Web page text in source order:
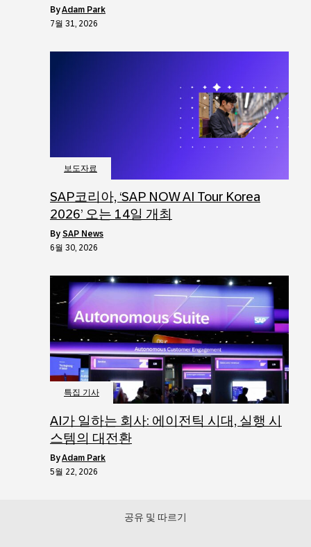
byAdam Park
7월 31, 2026
보도자료
SAP코리아, ‘SAP NOW AI Tour Korea
2026’ 오는 14일 개최
by SAP News
6월 30, 2026
특집 기사
AI가 일하는 회사: 에이전틱 시대, 실행 시
스템의 대전환
byAdam Park
5월 22, 2026
공유 및 따르기